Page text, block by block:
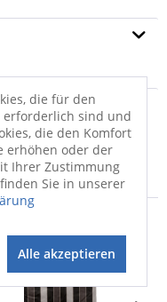
die für den
erforderlich sind und
die den Komfort
erhöhen oder der
Ihrer Zustimmung
Sie in unserer
Alle akzeptieren